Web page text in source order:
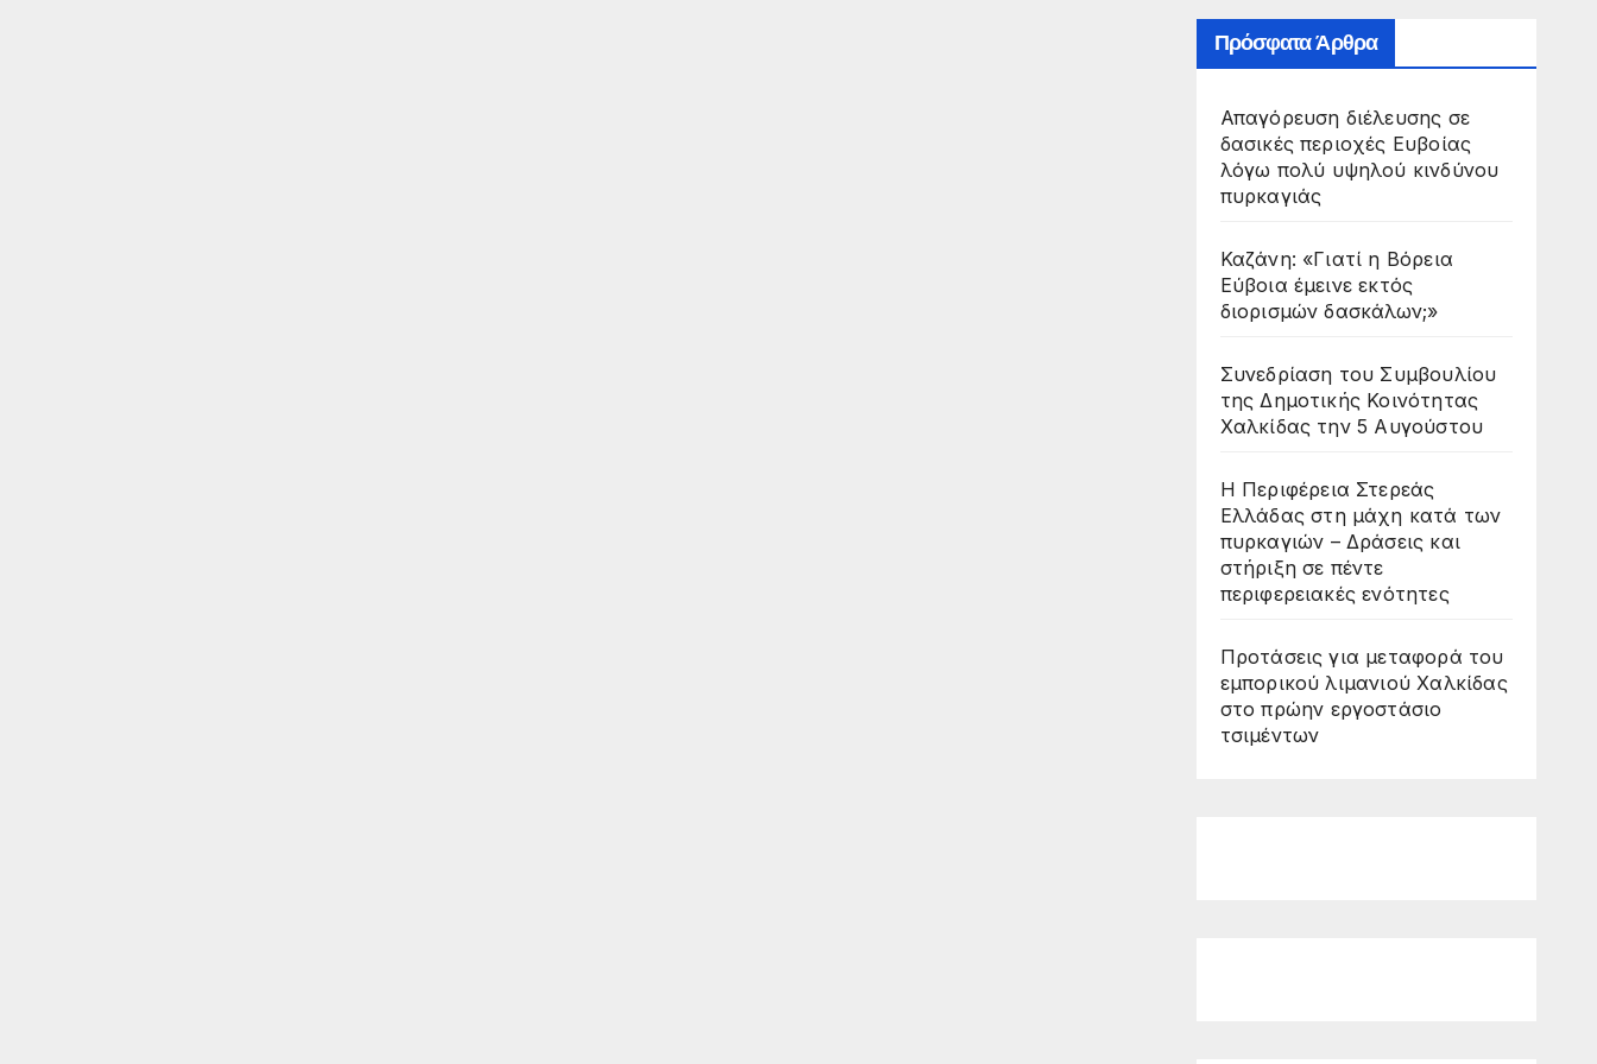
Πρόσφατα Άρθρα
Απαγόρευση διέλευσης σε
δασικές περιοχές Ευβοίας
λόγω πολύ υψηλού κινδύνου
πυρκαγιάς
Καζάνη: «Γιατί η Βόρεια
Εύβοια έμεινε εκτός
διορισμών δασκάλων;»
Συνεδρίαση του Συμβουλίου
της Δημοτικής Κοινότητας
Χαλκίδας την 5 Αυγούστου
Η Περιφέρεια Στερεάς
Ελλάδας στη μάχη κατά των
πυρκαγιών – Δράσεις και
στήριξη σε πέντε
περιφερειακές ενότητες
Προτάσεις για μεταφορά του
εμπορικού λιμανιού Χαλκίδας
στο πρώην εργοστάσιο
τσιμέντων